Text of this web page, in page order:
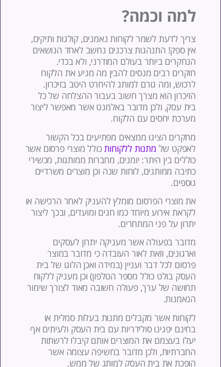
למה וכמה?
צריך לדעת לשמר לקוחות נאמנים, קולגות ותיקים,
אין ספק! התנהגות צרכנים נחשב לאחד הנושאים
הנחקרים ביותר בעולם המודרני, ולא בכדי.
חוקרים רבים מנסים להבין מה מניע את הלקוח
לרכוש, ומה גורם למותג להיחרט היטב בזיכרון.
הזיכרון הוא מצרך חשוב בעבור ההצלחה של כל
בית עסק, ולכן מדובר באלמנט אשר מאפשר ליצור
מערכת יחסים עם הלקוח.
מחקרים הציגו ממצאים מפתיעים בכל הקשור
לאפקט שלמתנות ללקוחותכולל מוצרי פרסום אשר
כוללים בין היתר: יומנים, מחברות ממותגות, מכשירי
כתיבה ממותגים, לוחות שנה וכן מוצרים משרדיים
את מוצרי הפרסום מומלץ להעניק לאחר הרכישה או
לקראת אירוע מיוחד כמו חגים ומועדים, ובכך ליצור
יתרון על פני המתחרים.
מדובר בפעולה אשר מעניקה יתרון לעסקים
וארגונים, וזאת לאור העובדה כי מדובר במוצר
פרסום לכל דבר ועניין (במידה ואכן הלוגו של בית
העסק בולט כולל מספר הטלפון) וכן מעניק ללקוח
תחושה של ערך, פעולה חשובה מאוד לצורך שימור
הנאמנות.
לקוחות אשר מקבלים מתנות בעלות סמלית או
בחינם יפגינו סולידריות עם בית העסק ולעיתים אף
יעלו בעצמם את המוצרים אותם קיבלו לרשתות
החברתיות, ולכן מדובר בחשיפה עצומה אשר
הופכת את בית העסק למותג של ממש.